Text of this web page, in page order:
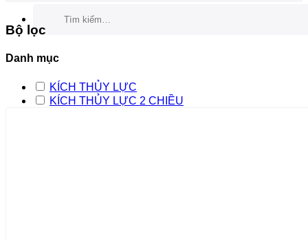
Bộ lọc
Danh mục
KÍCH THỦY LỰC
KÍCH THỦY LỰC 2 CHIỀU